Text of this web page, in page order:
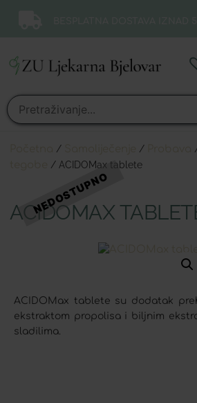
/ /
/ ACIDOMax tablete
ACIDOMAX
ACIDOMax tablete su dodatak
ekstraktom propolisa i biljnim
sladilima.